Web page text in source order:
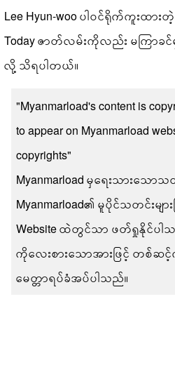
Lee Hyun-woo ပါဝင်ရိုက်ကူးထားတဲ့
Today ဇာတ်လမ်းကိုလည်း မကြာ
လို့ သိရပါတယ်။
"Myanmarload's content is
to appear on Myanmarload
copyrights"
Myanmarload မှရေးသားသော
Myanmarload၏ မူပိုင်သတင်းများ
Website ထဲတွင်သာ ဖတ်ရှုနိုင်ပါ
ကိုလေးစားသောအားဖြင့် တစ်ဆင့်ကူ
မေတ္တာရပ်ခံအပ်ပါသည်။